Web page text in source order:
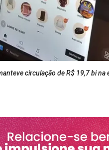
circulação de R$ 19,7 bi